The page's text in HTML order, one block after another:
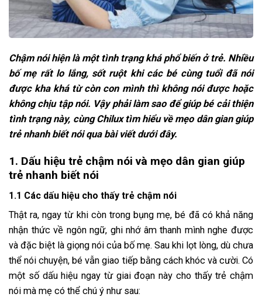
Chậm nói hiện là một tình trạng khá phổ biến ở trẻ. Nhiều
bố mẹ rất lo lắng, sốt ruột khi các bé cùng tuổi đã nói
được kha khá từ còn con mình thì không nói được hoặc
không chịu tập nói. Vậy phải làm sao để giúp bé cải thiện
tình trạng này, cùng Chilux tìm hiểu về mẹo dân gian giúp
trẻ nhanh biết nói qua bài viết dưới đây.
1. Dấu hiệu trẻ chậm nói và mẹo dân gian giúp
trẻ nhanh biết nói
1.1 Các dấu hiệu cho thấy trẻ chậm nói
Thật ra, ngay từ khi còn trong bụng mẹ, bé đã có khả năng
nhận thức về ngôn ngữ, ghi nhớ âm thanh mình nghe được
và đặc biệt là giọng nói của bố mẹ. Sau khi lọt lòng, dù chưa
thể nói chuyện, bé vẫn giao tiếp bằng cách khóc và cười. Có
một số dấu hiệu ngay từ giai đoạn này cho thấy trẻ chậm
nói mà mẹ có thể chú ý như sau: